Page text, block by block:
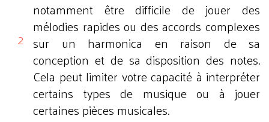
notamment être difficile de jouer des
mélodies rapides ou des accords complexes
sur un harmonica en raison de sa
conception et de sa disposition des notes.
Cela peut limiter votre capacité à interpréter
certains types de musique ou à jouer
certaines pièces musicales.